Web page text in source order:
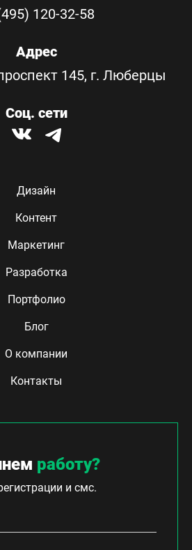
120-32-58
Адрес
145, г. Люберцы
Соц. сети
Дизайн
Контент
Маркетинг
Разработка
Портфолио
Блог
О компании
Контакты
работу?
и смс.